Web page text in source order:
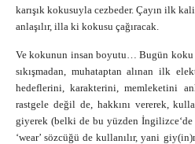
karışık kokusuyla cezbeder. Çayın ilk
anlaşılır, illa ki kokusu çağıracak.
Ve kokunun insan boyutu… Bugün koku
sıkışmadan, muhataptan alınan ilk
hedeflerini, karakterini, memleketini
rastgele değil de, hakkını vererek,
giyerek (belki de bu yüzden
‘wear’ sözcüğü de kullanılır, yani